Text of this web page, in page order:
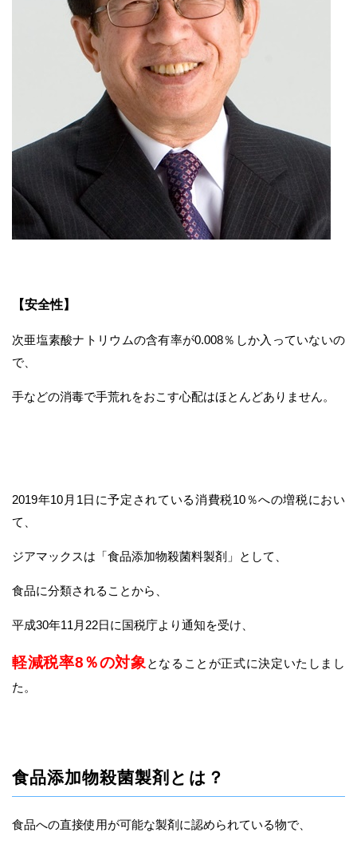
【安全性】
次亜塩素酸ナトリウムの含有率が0.008％しか入っていないの
で、
手などの消毒で手荒れをおこす心配はほとんどありません。
2019年10月1日に予定されている消費税10％への増税におい
て、
ジアマックスは「食品添加物殺菌料製剤」として、
食品に分類されることから、
平成30年11月22日に国税庁より通知を受け、
軽減税率8％の対象 となることが正式に決定いたしまし
た。
食品添加物殺菌製剤とは？
食品への直接使用が可能な製剤に認められている物で、